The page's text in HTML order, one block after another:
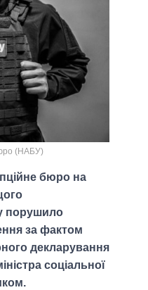
(НАБУ)
бюро на
порушило
за фактом
декларування
соціальної